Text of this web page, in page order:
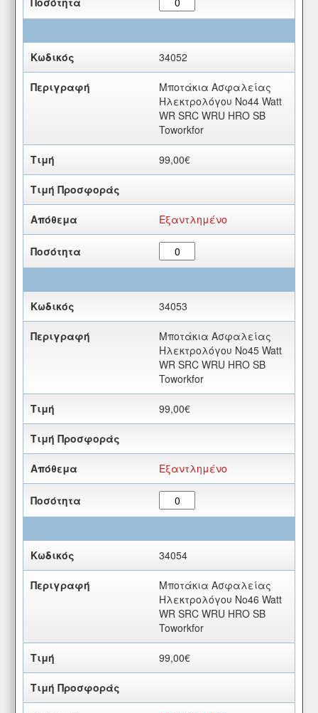
34052
Μποτάκια Ασφαλείας
Ηλεκτρολόγου Νο44 Watt
WR SRC WRU HRO SB
Toworkfor
99,00€
Εξαντλημένο
34053
Μποτάκια Ασφαλείας
Ηλεκτρολόγου Νο45 Watt
WR SRC WRU HRO SB
Toworkfor
99,00€
Εξαντλημένο
34054
Μποτάκια Ασφαλείας
Ηλεκτρολόγου Νο46 Watt
WR SRC WRU HRO SB
Toworkfor
99,00€